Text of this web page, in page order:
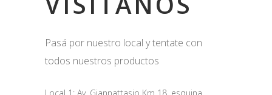
Pasá por nuestro local y tentate con
todos nuestros productos